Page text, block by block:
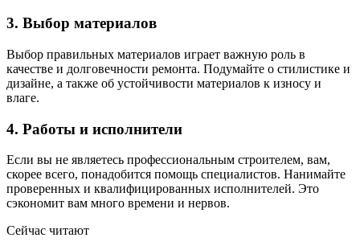
3. Выбор материалов
Выбор правильных материалов играет важную роль в
качестве и долговечности ремонта. Подумайте о стилистике и
дизайне, а также об устойчивости материалов к износу и
влаге.
4. Работы и исполнители
Если вы не являетесь профессиональным строителем, вам,
скорее всего, понадобится помощь специалистов. Нанимайте
проверенных и квалифицированных исполнителей. Это
сэкономит вам много времени и нервов.
Сейчас читают